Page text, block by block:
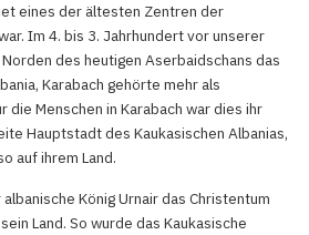
eines der ältesten Zentren der
Im 4. bis 3. Jahrhundert vor unserer
des heutigen Aserbaidschans das
Karabach gehörte mehr als
die Menschen in Karabach war dies ihr
Hauptstadt des Kaukasischen Albanias,
auf ihrem Land.
König Urnair das Christentum
Land. So wurde das Kaukasische